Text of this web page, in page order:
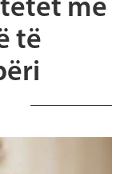
me
të